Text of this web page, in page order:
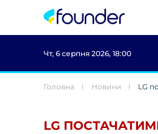
Чт, 6 серпня 2026, 18:00
Головна Новини LG
LG